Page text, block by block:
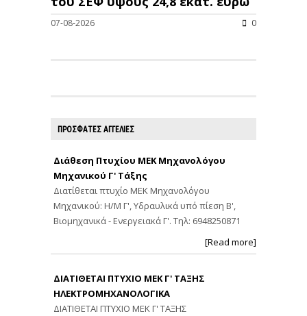
07-08-2026 0
ΠΡΟΣΦΑΤΕΣ ΑΓΓΕΛΙΕΣ
Διάθεση Πτυχίου ΜΕΚ Μηχανολόγου
Μηχανικού Γ' Τάξης
Διατίθεται πτυχίο ΜΕΚ Μηχανολόγου
Μηχανικού: Η/Μ Γ', Υδραυλικά υπό πίεση Β',
Βιομηχανικά - Ενεργειακά Γ'. Τηλ: 6948250871
[Read more]
ΔΙΑΤΙΘΕΤΑΙ ΠΤΥΧΙΟ ΜΕΚ Γ' ΤΑΞΗΣ
ΗΛΕΚΤΡΟΜΗΧΑΝΟΛΟΓΙΚΑ
ΔΙΑΤΙΘΕΤΑΙ ΠΤΥΧΙΟ ΜΕΚ Γ' ΤΑΞΗΣ